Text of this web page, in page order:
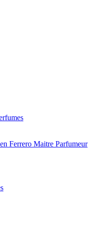
Ferrero Maitre Parfumeur